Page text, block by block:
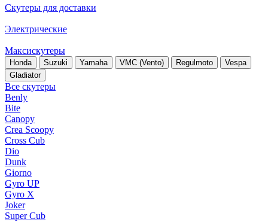
Скутеры для доставки
Электрические
Максискутеры
Honda Suzuki Yamaha VMC (Vento) Regulmoto
Vespa
Gladiator
Все скутеры
Benly
Bite
Canopy
Crea Scoopy
Cross Cub
Dio
Dunk
Giorno
Gyro UP
Gyro X
Joker
Super Cub